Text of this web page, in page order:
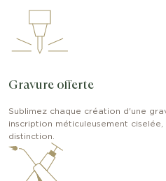
Gravure offerte
Sublimez chaque création d'une
inscription méticuleusement
distinction.